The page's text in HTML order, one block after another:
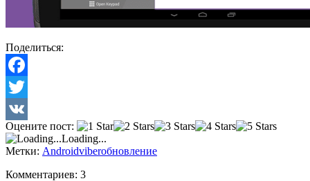
Поделиться:
Facebook
Twitter
VK
Оцените пост:
Loading...
Метки: Androidviberобновление
Комментариев: 3